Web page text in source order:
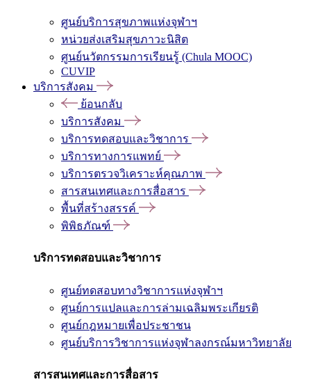
ศูนย์บริการสุขภาพแห่งจุฬาฯ
หน่วยส่งเสริมสุขภาวะนิสิต
ศูนย์นวัตกรรมการเรียนรู้ (Chula MOOC)
CUVIP
บริการสังคม
ย้อนกลับ
บริการสังคม
บริการทดสอบและวิชาการ
บริการทางการแพทย์
บริการตรวจวิเคราะห์คุณภาพ
สารสนเทศและการสื่อสาร
พื้นที่สร้างสรรค์
พิพิธภัณฑ์
บริการทดสอบและวิชาการ
ศูนย์ทดสอบทางวิชาการแห่งจุฬาฯ
ศูนย์การแปลและการล่ามเฉลิมพระเกียรติ
ศูนย์กฎหมายเพื่อประชาชน
ศูนย์บริการวิชาการแห่งจุฬาลงกรณ์มหาวิทยาลัย
สารสนเทศและการสื่อสาร